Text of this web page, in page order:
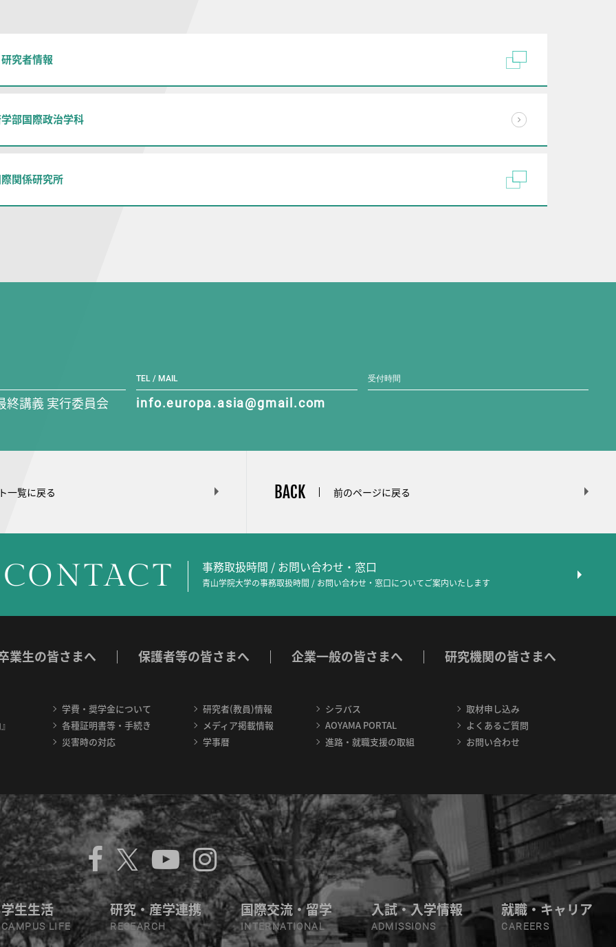
究者情報
部国際政治学科
関係研究所
終講義 実行委員会
TEL / MAIL
info.europa.asia@gmail.com
受付時間
一覧に戻る BACK 前のページに戻る
CONTACT 事務取扱時間 / お問い合わせ・窓口
青山学院大学の事務取扱時間 / お問い合わせ・窓口についてご案内いたします
業生の皆さまへ 保護者等の皆さまへ 企業一般の皆さまへ 研究機関の皆さまへ
学費・奨学金について
各種証明書等・手続き
災害時の対応
研究者(教員)情報
メディア掲載情報
学事暦
シラバス
AOYAMA PORTAL
進路・就職支援の取組
取材申し込み
よくあるご質問
お問い合わせ
学生生活
CAMPUS LIFE
研究・産学連携
RESEARCH
国際交流・留学
INTERNATIONAL
入試・入学情報
ADMISSIONS
就職・キャリア
CAREERS